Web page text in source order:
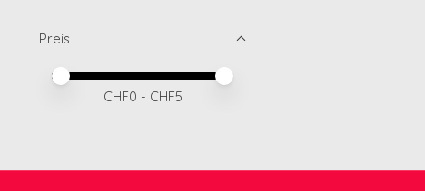
Preis
Preis – Mindestwert
Price maximum value
CHF0 - CHF5